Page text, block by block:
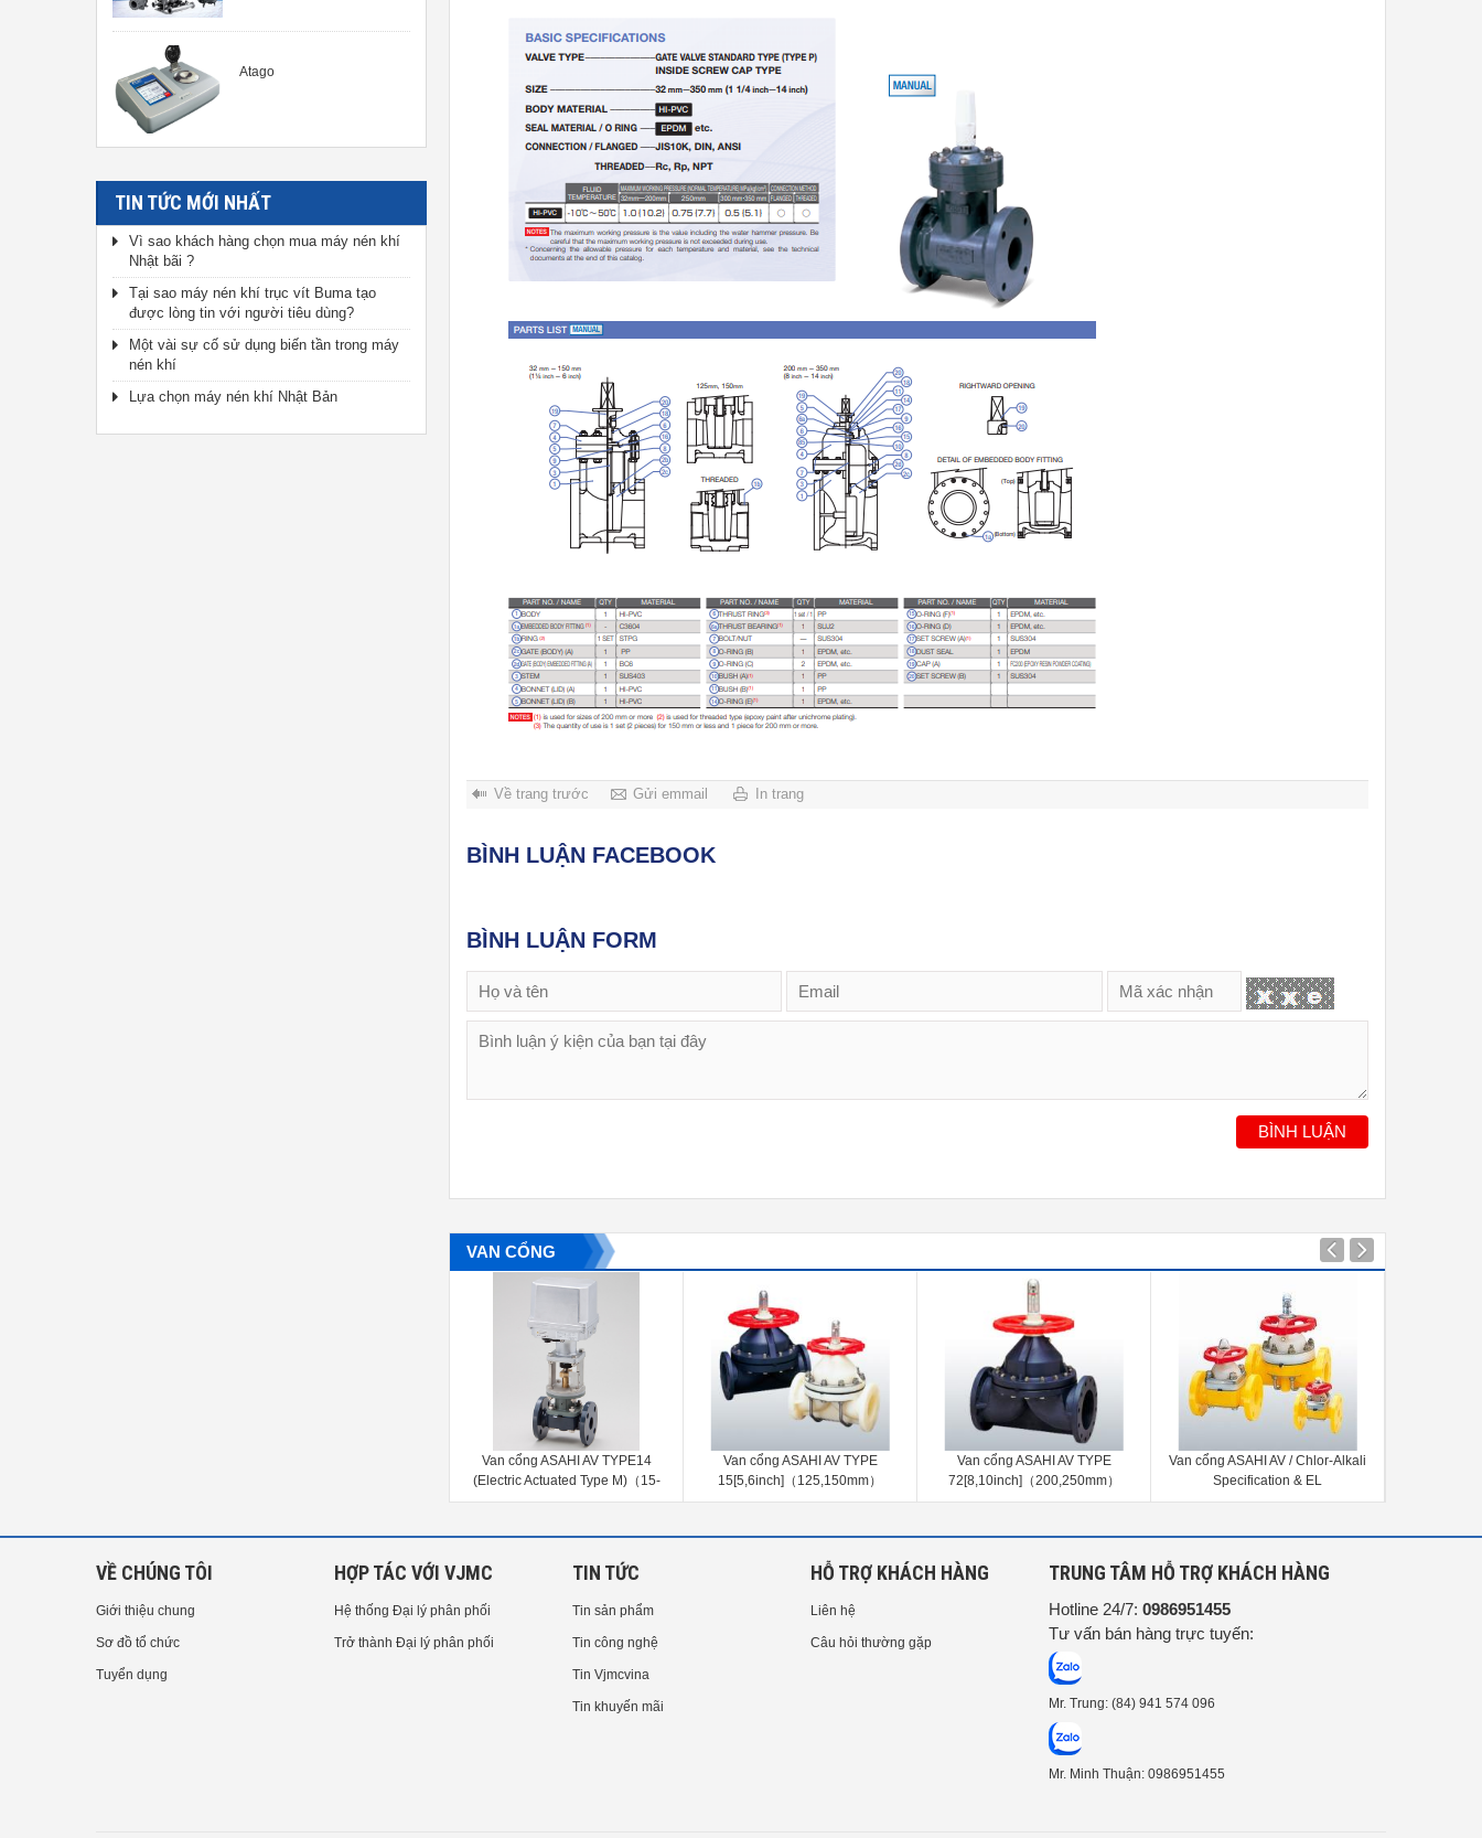
Atago
TIN TỨC MỚI NHẤT
Vì sao khách hàng chọn mua máy nén khí
Nhật bãi ?
Tại sao máy nén khí trục vít Buma tạo
được lòng tin với người tiêu dùng?
Một vài sự cố sử dụng biến tần trong máy
nén khí
Lựa chọn máy nén khí Nhật Bản
Về trang trước Gửi emmail In trang
BÌNH LUẬN FACEBOOK
BÌNH LUẬN FORM
BÌNH LUẬN
VAN CỔNG
Van cổng ASAHI AV TYPE
15[5,6inch]（125,150mm）
Van cổng ASAHI AV TYPE
72[8,10inch]（200,250mm）
Van cổng ASAHI AV / Chlor-Alkali
Specification & EL
Specification[1/2-4inch]（15-
Van cổng ASAHI AV VALVE (FOR
VACUUM SEWAGE)
VỀ CHÚNG TÔI
Giới thiệu chung
Sơ đồ tổ chức
Tuyển dụng
HỢP TÁC VỚI VJMC
Hệ thống Đại lý phân phối
Trở thành Đại lý phân phối
TIN TỨC
Tin sản phẩm
Tin công nghệ
Tin Vjmcvina
Tin khuyến mãi
HỖ TRỢ KHÁCH HÀNG
Liên hệ
Câu hỏi thường gặp
TRUNG TÂM HỖ TRỢ KHÁCH HÀNG
Hotline 24/7: 0986951455
Tư vấn bán hàng trực tuyến:
Mr. Trung: (84) 941 574 096
Mr. Minh Thuận: 0986951455